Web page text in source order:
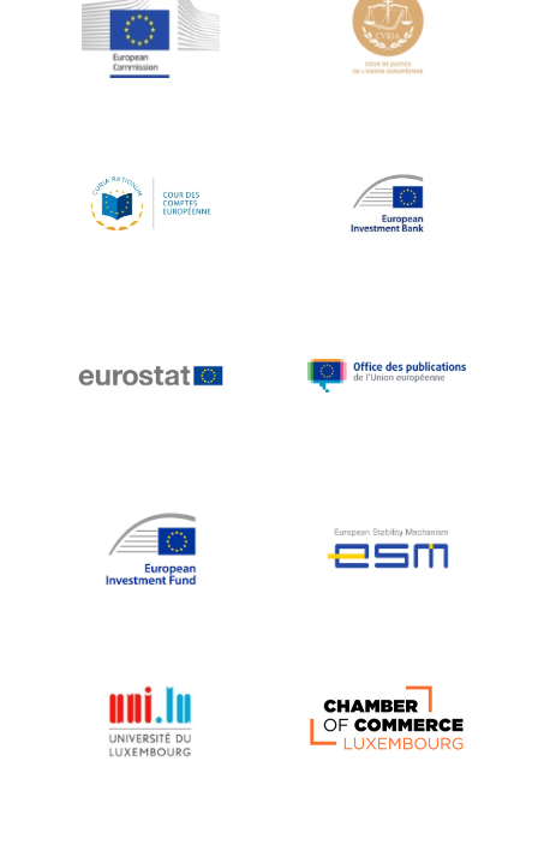
Jean-Louis Schiltz
Jean-Victor Louis
Johnny Åkerholm
Katharien L.C. Hunt
Klaus-Heiner Lehne
Koen LENAERTS
Lars Heikensten
Lucas Papademos
Máire Geoghegan-Quinn